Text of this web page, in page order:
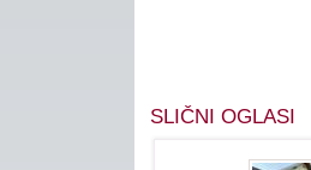
SLIČNI OGLASI